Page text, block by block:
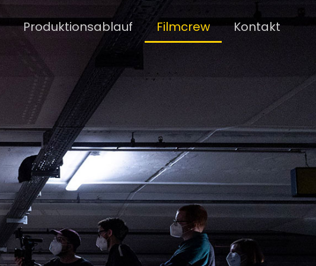
Produktionsablauf Filmcrew Kontakt